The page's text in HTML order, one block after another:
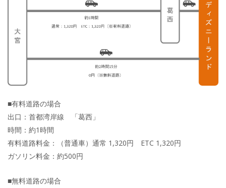
■有料道路の場合
出口：首都湾岸線 「葛西」
時間：約1時間
有料道路料金：（普通車）通常 1,320円 ETC 1,320円
ガソリン料金：約500円
■無料道路の場合